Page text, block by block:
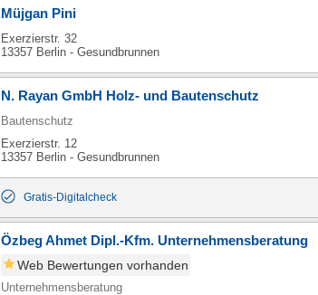
Müjgan Pini
Exerzierstr. 32
13357 Berlin - Gesundbrunnen
N. Rayan GmbH Holz- und Bautenschutz
Bautenschutz
Exerzierstr. 12
13357 Berlin - Gesundbrunnen
Gratis-Digitalcheck
Özbeg Ahmet Dipl.-Kfm. Unternehmensberatung
Web Bewertungen vorhanden
Unternehmensberatung